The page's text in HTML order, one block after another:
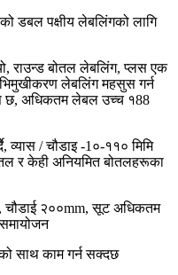
डबल पक्षीय लेबलिंगको लागि
राउन्ड बोतल लेबलिंग, प्लस एक
लेबलिंग महसुस गर्न
छ, अधिकतम लेबल उच्च १88
व्यास / चौडाइ -1०-११० मिमि
र केही अनियमित बोतलहरूका
चौडाई २००mm, सूट अधिकतम
साथ काम गर्न सक्दछ